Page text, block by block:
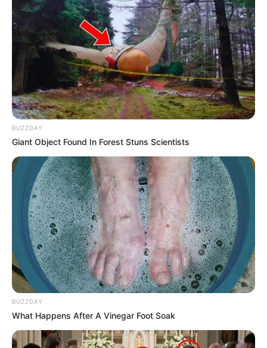
LÍMITE DE VELOCIDAD
¿Qué le debo responder a
un agente de tránsito si
me acusa de exceso de
velocidad?
RETENES DE TRANSITO
Av. Américas tendría
cambio en la velocidad:
conductores les va mejor a
pie
CÁMARAS SALVAVIDAS
Galán cambiaría límites de
velocidad ¿se podrá
circular más rápido?
CONCEJO DE BOGOTA
BUZZDAY
Giant Object Found In Forest Stuns Scientists
BUZZDAY
What Happens After A Vinegar Foot Soak